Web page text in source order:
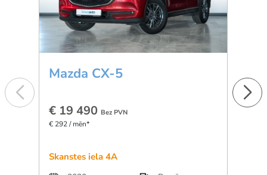
Mazda CX-5
€ 19 490 Bez PVN
€ 292 / mēn*
Skanstes iela 4A
€